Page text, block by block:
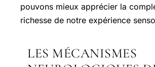
pouvons mieux apprécier la
richesse de notre expérience
LES MÉCANISMES